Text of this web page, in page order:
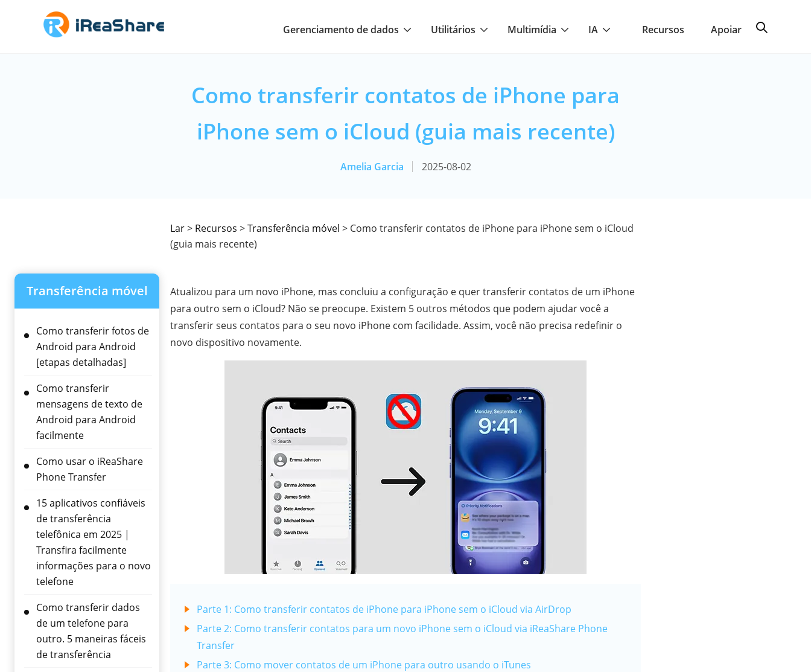
Gerenciamento de dados Utilitários Multimídia IA Recursos Apoiar
Como transferir contatos de iPhone para
iPhone sem o iCloud (guia mais recente)
Amelia Garcia 2025-08-02
Lar> Recursos >Transferência móvel > Como transferir contatos de iPhone para iPhone sem o iCloud
(guia mais recente)
Transferência móvel
Como transferir fotos de
Android para Android
[etapas detalhadas]
Como transferir
mensagens de texto de
Android para Android
facilmente
Como usar o iReaShare
Phone Transfer
15 aplicativos confiáveis ​​
de transferência
telefônica em 2025 |
Transfira facilmente
informações para o novo
telefone
Como transferir dados
de um telefone para
outro. 5 maneiras fáceis
de transferência
Atualizou para um novo iPhone, mas concluiu a configuração e quer transferir contatos de um iPhone
para outro sem o iCloud? Não se preocupe. Existem 5 outros métodos que podem ajudar você a
transferir seus contatos para o seu novo iPhone com facilidade. Assim, você não precisa redefinir o
novo dispositivo novamente.
Parte 1: Como transferir contatos de iPhone para iPhone sem o iCloud via AirDrop
Parte 2: Como transferir contatos para um novo iPhone sem o iCloud via iReaShare Phone
Transfer
Parte 3: Como mover contatos de um iPhone para outro usando o iTunes